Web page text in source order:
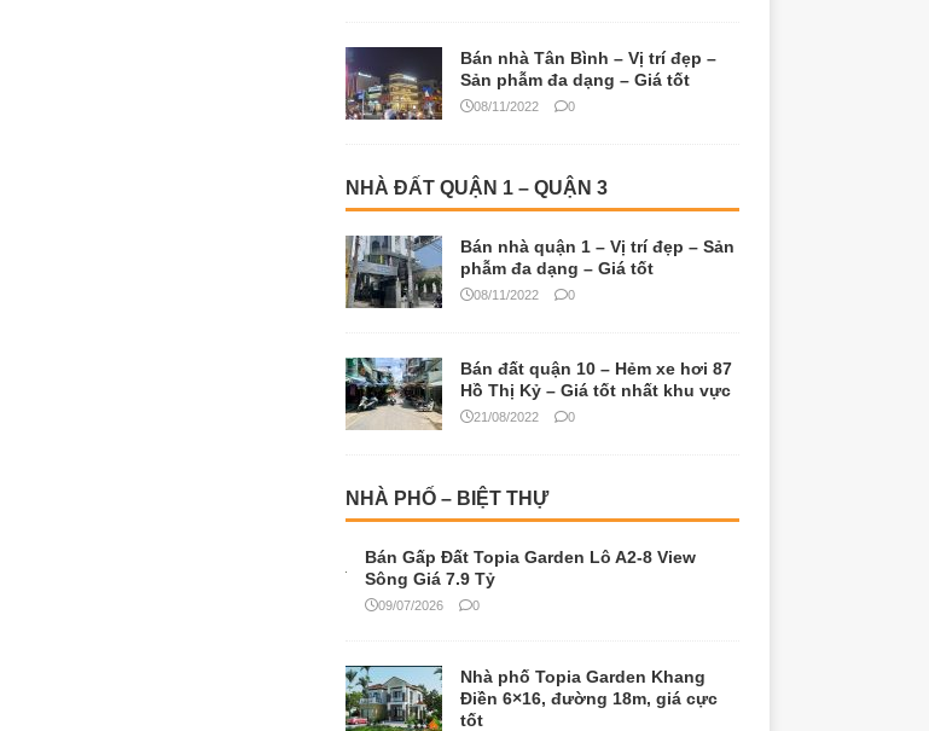
Bán nhà Tân Bình – Vị trí đẹp –
Sản phẫm đa dạng – Giá tốt
08/11/2022 0
NHÀ ĐẤT QUẬN 1 – QUẬN 3
Bán nhà quận 1 – Vị trí đẹp – Sản
phẫm đa dạng – Giá tốt
08/11/2022 0
Bán đất quận 10 – Hẻm xe hơi 87
Hồ Thị Kỷ – Giá tốt nhất khu vực
21/08/2022 0
NHÀ PHỐ – BIỆT THỰ
Bán Gấp Đất Topia Garden Lô A2-8 View
Sông Giá 7.9 Tỷ
09/07/2026 0
Nhà phố Topia Garden Khang
Điền 6×16, đường 18m, giá cực
tốt